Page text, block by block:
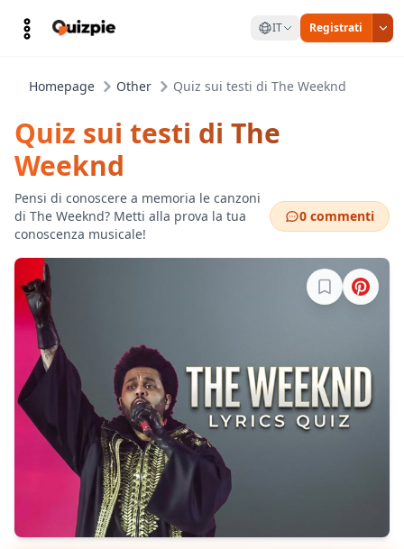
IT Registrati
Homepage Other Quiz sui testi di The Weeknd
Quiz sui testi di The
Weeknd
Pensi di conoscere a memoria le canzoni
di The Weeknd? Metti alla prova la tua
conoscenza musicale!
0 commenti
Accedi per